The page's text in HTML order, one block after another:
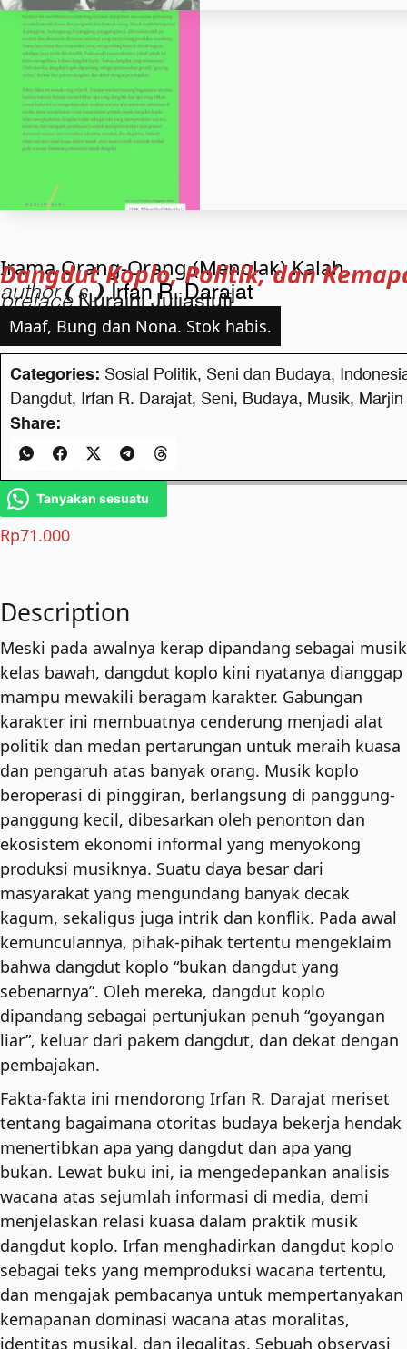
Irama Orang-Orang (Menolak) Kalah
Dangdut Koplo, Politik, dan
author❨s❩ Irfan R. Darajat
prefaceNuraini Juliastuti
Rp71.000
Maaf, Bung dan Nona. Stok habis.
Categories: Sosial Politik, Seni dan Budaya,
Dangdut, Irfan R. Darajat, Seni, Budaya, Musik,
Share:
Tanyakan sesuatu
Description
Meski pada awalnya kerap dipandang sebagai musik
kelas bawah, dangdut koplo kini nyatanya dianggap
mampu mewakili beragam karakter. Gabungan
karakter ini membuatnya cenderung menjadi alat
politik dan medan pertarungan untuk meraih kuasa
dan pengaruh atas banyak orang. Musik koplo
beroperasi di pinggiran, berlangsung di panggung-
panggung kecil, dibesarkan oleh penonton dan
ekosistem ekonomi informal yang menyokong
produksi musiknya. Suatu daya besar dari
masyarakat yang mengundang banyak decak
kagum, sekaligus juga intrik dan konflik. Pada awal
kemunculannya, pihak-pihak tertentu mengeklaim
bahwa dangdut koplo “bukan dangdut yang
sebenarnya”. Oleh mereka, dangdut koplo
dipandang sebagai pertunjukan penuh “goyangan
liar”, keluar dari pakem dangdut, dan dekat dengan
pembajakan.
Fakta-fakta ini mendorong Irfan R. Darajat meriset
tentang bagaimana otoritas budaya bekerja hendak
menertibkan apa yang dangdut dan apa yang
bukan. Lewat buku ini, ia mengedepankan analisis
wacana atas sejumlah informasi di media, demi
menjelaskan relasi kuasa dalam praktik musik
dangdut koplo. Irfan menghadirkan dangdut koplo
sebagai teks yang memproduksi wacana tertentu,
dan mengajak pembacanya untuk mempertanyakan
kemapanan dominasi wacana atas moralitas,
identitas musikal, dan ilegalitas. Sebuah observasi